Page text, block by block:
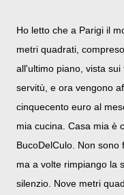
Ho letto che a Parigi il
metri quadrati,
all'ultimo piano, vista
servitù, e ora vengono
cinquecento euro al
mia cucina. Casa mia è
BucoDelCulo. Non sono
ma a volte rimpiango la
silenzio. Nove metri